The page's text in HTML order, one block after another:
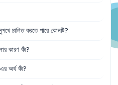
চালিত করতে পারে কোনটি?
কারণ কী?
এর অর্থ কী?